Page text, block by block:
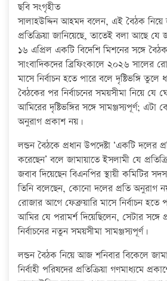
ছবি সংগৃহীত
সালাহউদ্দিন আহমদ বলেন, এই বৈঠক নিয়ে
প্রতিক্রিয়া জানিয়েছে, তাতেই বলা আছে
১৬ এপ্রিল একটি বিদেশি মিশনের সঙ্গে
সাংবাদিকদের ব্রিফিংকালে ২০২৬ সালের
মাসে নির্বাচন হতে পারে বলে দৃষ্টিভঙ্গি
বৈঠকের পর নির্বাচনের সময়সীমা নিয়ে যে
আমিরের দৃষ্টিভঙ্গির সঙ্গে সামঞ্জস্যপূর্ণ;
অনুরাগ প্রকাশ নয়।
লন্ডন বৈঠকে প্রধান উপদেষ্টা ‘একটি দলের
করেছেন’ বলে জামায়াতে ইসলামী যে
জবাব দিয়েছেন বিএনপির স্থায়ী কমিটির
তিনি বলেছেন, কোনো দলের প্রতি অনুরাগ
রোজার আগে ফেব্রুয়ারি মাসে নির্বাচন হতে
আমির যে পরামর্শ দিয়েছিলেন, সেটার সঙ্গে
নির্বাচনের নতুন সময়সীমা সামঞ্জস্যপূর্ণ।
লন্ডন বৈঠক নিয়ে আজ শনিবার বিকেলে
নির্বাহী পরিষদের প্রতিক্রিয়া গণমাধ্যমে